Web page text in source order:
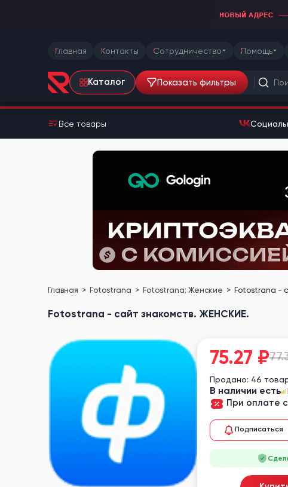
Главная Контакты Сотрудничество Помощь
Каталог Показать фильтры
Все товары
Главная Fotostrana Fotostrana: Женские Fotostrana -
Fotostrana - сайт знакомств. ЖЕНСКИЕ.
75.27 ₽
Продано: 46
В наличии есть
При оплате
Подписаться